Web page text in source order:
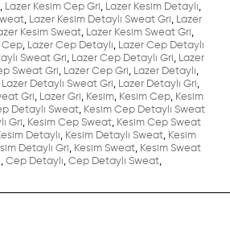
, Lazer Kesim Cep Gri, Lazer Kesim Detaylı,
, Lazer Kesim Detaylı Sweat Gri, Lazer
Kesim Sweat, Lazer Kesim Sweat Gri,
Cep, Lazer Cep Detaylı, Lazer Cep Detaylı
Sweat Gri, Lazer Cep Detaylı Gri, Lazer
Sweat Gri, Lazer Cep Gri, Lazer Detaylı,
Lazer Detaylı Sweat Gri, Lazer Detaylı Gri,
Gri, Lazer Gri, Kesim, Kesim Cep, Kesim
Detaylı Sweat, Kesim Cep Detaylı Sweat
Gri, Kesim Cep Sweat, Kesim Cep Sweat
Detaylı, Kesim Detaylı Sweat, Kesim
Detaylı Gri, Kesim Sweat, Kesim Sweat
, Cep Detaylı, Cep Detaylı Sweat,